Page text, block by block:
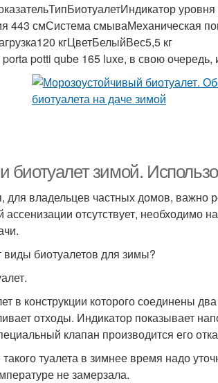
443 смСистема смываМеханическая
кгЦветБелыйВес5,5 кг
potti qube 165 luxe, в свою очередь,
биотуалет зимой.
для владельцев частных домов, важно
ассенизации отсутствует, необходимо
виды биотуалетов для зимы?
в конструкции которого соединены
отходы. Индикатор показывает
клапан производится его
туалета в зимнее время надо
не замерзала.